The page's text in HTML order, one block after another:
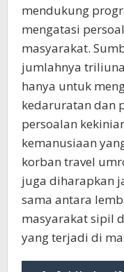
mendukung
mengatasi
masyarakat.
jumlahnya
hanya untuk
kedaruratan dan
persoalan
kemanusiaan
korban travel
juga diharapkan
sama antara
masyarakat sipil
yang terjadi di